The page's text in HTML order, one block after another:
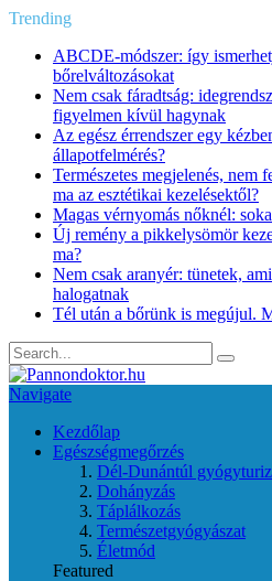
Trending
ABCDE‑módszer: így
bőrelváltozásokat
Nem csak fáradtság:
figyelmen kívül hagynak
Az egész érrendszer egy
állapotfelmérés?
Természetes megjelenés, nem
ma az esztétikai kezelésektől?
Magas vérnyomás nőknél:
Új remény a pikkelysömör
ma?
Nem csak aranyér: tünetek,
halogatnak
Tél után a bőrünk is megújul.
Navigate
Kezdőlap
Egészségmegőrzés
Dél-Dunántúl
Dohányzás
Táplálkozás
Természetgyógyászat
Életmód
Featured